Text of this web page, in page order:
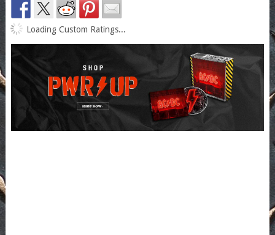
Loading Custom Ratings...